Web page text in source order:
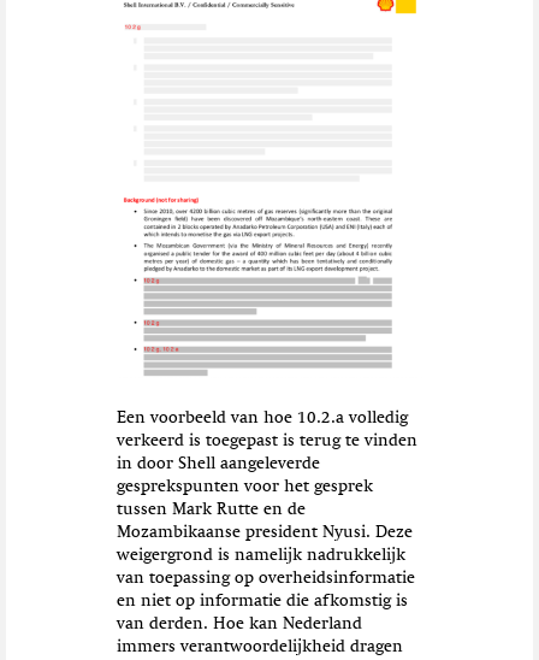
Een voorbeeld van hoe 10.2.a volledig
verkeerd is toegepast is terug te vinden
in door Shell aangeleverde
gesprekspunten voor het gesprek
tussen Mark Rutte en de
Mozambikaanse president Nyusi. Deze
weigergrond is namelijk nadrukkelijk
van toepassing op overheidsinformatie
en niet op informatie die afkomstig is
van derden. Hoe kan Nederland
immers verantwoordelijkheid dragen